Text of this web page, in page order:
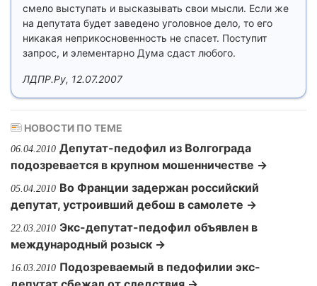
смело выступать и высказывать свои мысли. Если же
на депутата будет заведено уголовное дело, то его
никакая неприкосновенность не спасет. Поступит
запрос, и элементарно Дума сдаст любого.
ЛДПР.Ру, 12.07.2007
НОВОСТИ ПО ТЕМЕ
06.04.2010 Депутат-педофил из Волгограда
подозревается в крупном мошенничестве →
05.04.2010 Во Франции задержан российский
депутат, устроивший дебош в самолете →
22.03.2010 Экс-депутат-педофил объявлен в
международный розыск →
16.03.2010 Подозреваемый в педофилии экс-